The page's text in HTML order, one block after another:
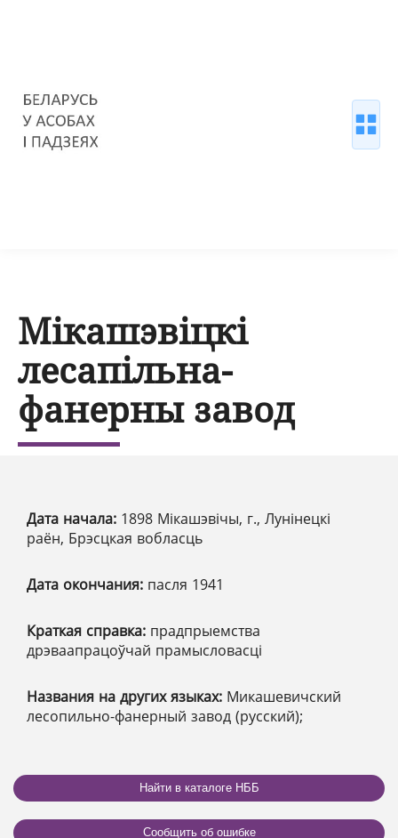
Мікашэвіцкі
лесапільна-
фанерны завод
Дата начала: 1898 Мікашэвічы, г., Лунінецкі
раён, Брэсцкая вобласць
Дата окончания: пасля 1941
Краткая справка: прадпрыемства
дрэваапрацоўчай прамысловасці
Названия на других языках: Микашевичский
лесопильно-фанерный завод (русский);
Найти в каталоге НББ
Сообщить об ошибке